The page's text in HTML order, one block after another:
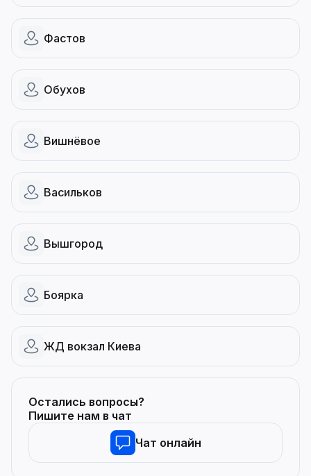
Фастов
Обухов
Вишнёвое
Васильков
Вышгород
Боярка
ЖД вокзал Киева
Остались вопросы?
Пишите нам в чат
Чат онлайн